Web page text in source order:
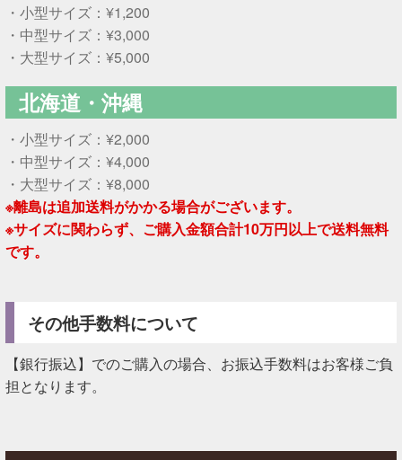
・小型サイズ：¥1,200
・中型サイズ：¥3,000
・大型サイズ：¥5,000
北海道・沖縄
・小型サイズ：¥2,000
・中型サイズ：¥4,000
・大型サイズ：¥8,000
※離島は追加送料がかかる場合がございます。
※サイズに関わらず、ご購入金額合計10万円以上で送料無料
です。
その他手数料について
【銀行振込】でのご購入の場合、お振込手数料はお客様ご負
担となります。